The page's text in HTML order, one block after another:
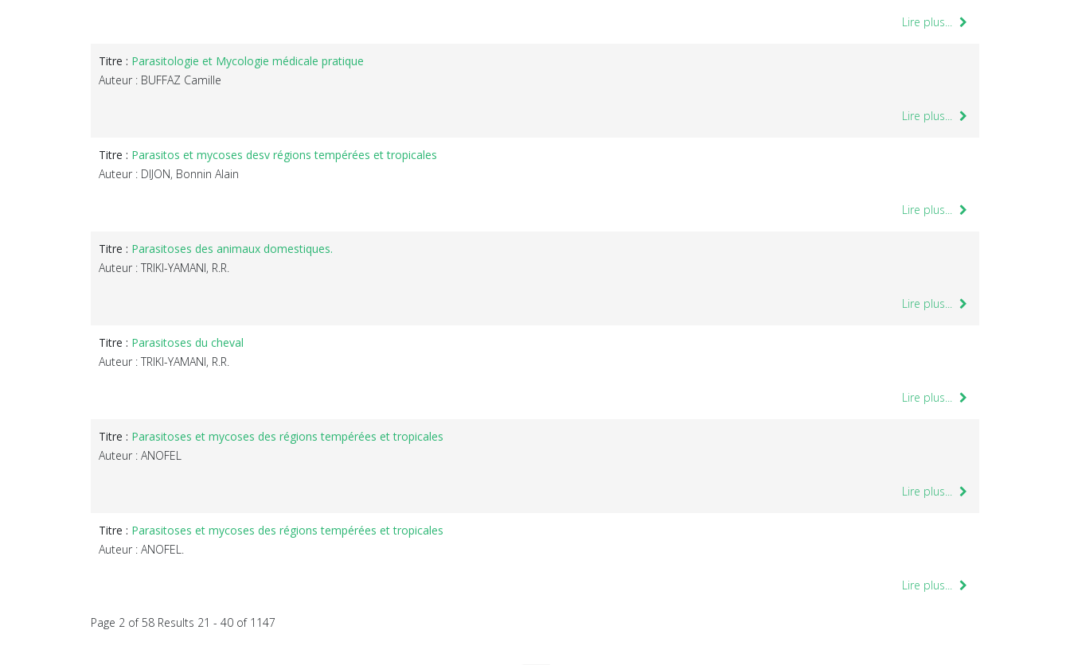
Lire plus...
Titre : Parasitologie et Mycologie médicale pratique
Auteur : BUFFAZ Camille
Lire plus...
Titre : Parasitos et mycoses desv régions tempérées et tropicales
Auteur : DIJON, Bonnin Alain
Lire plus...
Titre : Parasitoses des animaux domestiques.
Auteur : TRIKI-YAMANI, R.R.
Lire plus...
Titre : Parasitoses du cheval
Auteur : TRIKI-YAMANI, R.R.
Lire plus...
Titre : Parasitoses et mycoses des régions tempérées et tropicales
Auteur : ANOFEL
Lire plus...
Titre : Parasitoses et mycoses des régions tempérées et tropicales
Auteur : ANOFEL.
Lire plus...
Page 2 of 58 Results 21 - 40 of 1147